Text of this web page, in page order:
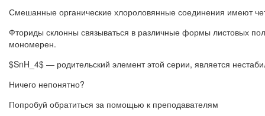
Смешанные органические хлороловянные соединения имеют
Фториды склонны связываться в различные формы листовых
мономерен.
$SnH_4$ — родительский элемент этой серии, является
Ничего непонятно?
Попробуй обратиться за помощью к преподавателям